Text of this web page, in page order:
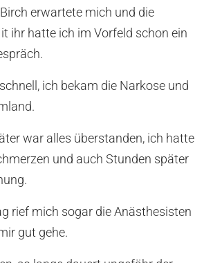
erwartete mich und die
ihr hatte ich im Vorfeld schon ein
ich bekam die Narkose und
war alles überstanden, ich hatte
und auch Stunden später
rief mich sogar die Anästhesisten
gut gehe.